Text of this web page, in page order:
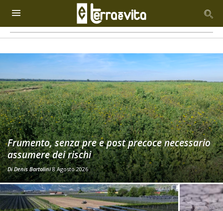
Frumento, senza pre e post precoce necessario
assumere dei rischi
DiDenis Bartolini 8 Agosto 2026